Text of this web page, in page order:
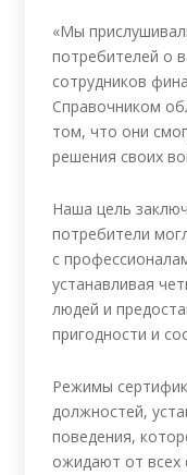
«Мы
потребителей о
сотрудников
Справочником
том, что они
решения своих
Наша цель
потребители
с
устанавливая
людей и
пригодности и
Режимы
должностей,
поведения,
ожидают от всех